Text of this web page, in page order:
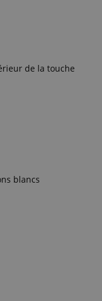
de la touche
blancs